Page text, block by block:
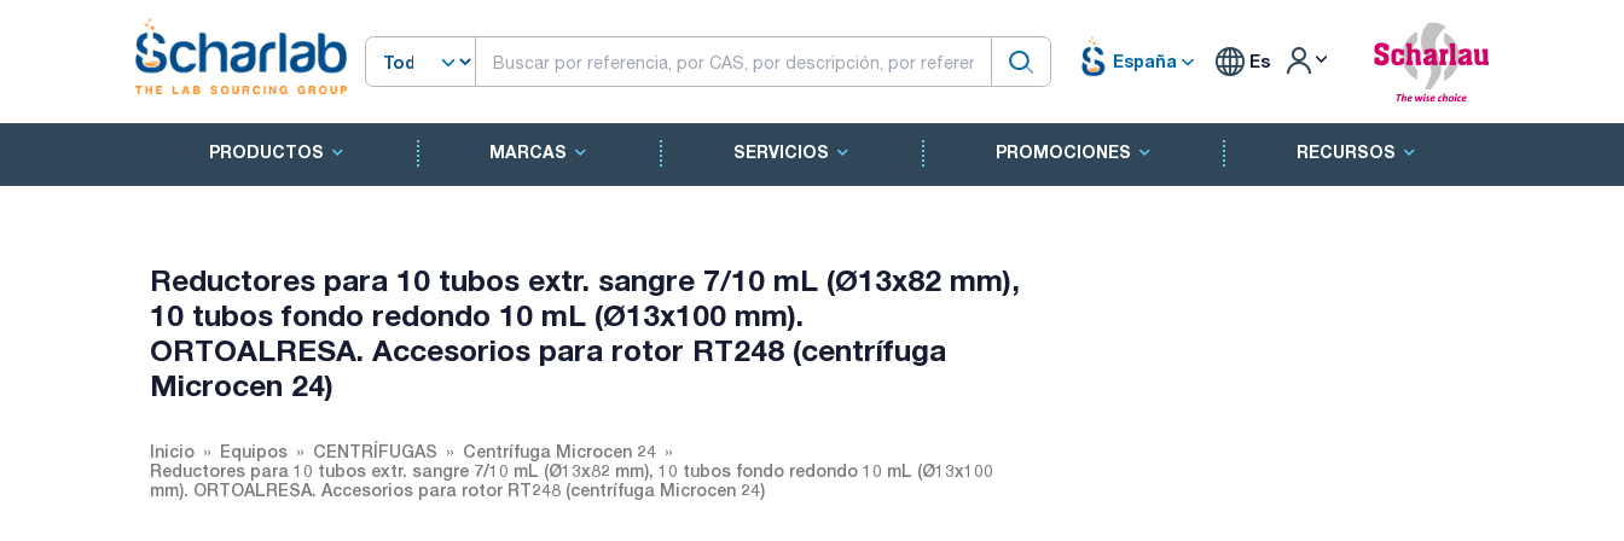
España Es
PRODUCTOS MARCAS SERVICIOS PROMOCIONES RECURSOS
Reductores para 10 tubos extr. sangre 7/10 mL (Ø13x82 mm),
10 tubos fondo redondo 10 mL (Ø13x100 mm).
ORTOALRESA. Accesorios para rotor RT248 (centrífuga
Microcen 24)
Inicio Equipos CENTRÍFUGAS
Centrífuga Microcen 24
Reductores para 10 tubos extr. sangre 7/10 mL (Ø13x82 mm), 10 tubos fondo redondo 10 mL (Ø13x100
mm). ORTOALRESA. Accesorios para rotor RT248 (centrífuga Microcen 24)